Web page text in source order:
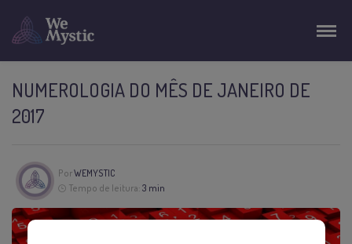
NUMEROLOGIA DO MÊS DE JANEIRO DE
2017
PorWEMYSTIC
Tempo de leitura: 3 min